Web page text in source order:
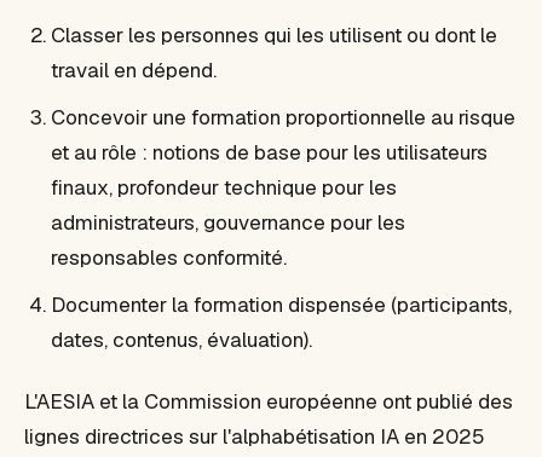
Classer les personnes qui les utilisent ou dont le
travail en dépend.
Concevoir une formation proportionnelle au risque
et au rôle : notions de base pour les utilisateurs
finaux, profondeur technique pour les
administrateurs, gouvernance pour les
responsables conformité.
Documenter la formation dispensée (participants,
dates, contenus, évaluation).
L'AESIA et la Commission européenne ont publié des
lignes directrices sur l'alphabétisation IA en 2025